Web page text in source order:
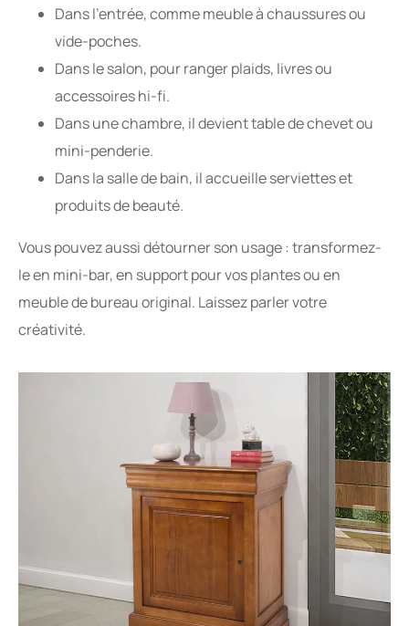
Dans l’entrée, comme meuble à chaussures ou
vide-poches.
Dans le salon, pour ranger plaids, livres ou
accessoires hi-fi.
Dans une chambre, il devient table de chevet ou
mini-penderie.
Dans la salle de bain, il accueille serviettes et
produits de beauté.
Vous pouvez aussi détourner son usage : transformez-
le en mini-bar, en support pour vos plantes ou en
meuble de bureau original. Laissez parler votre
créativité.